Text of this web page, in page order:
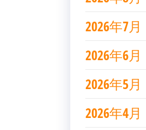
2026年7月
2026年6月
2026年5月
2026年4月